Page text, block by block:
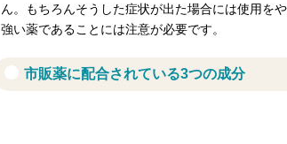
ん。もちろんそうした症状が出た場合には使用を
強い薬であることには注意が必要です。
市販薬に配合されている3つの成分